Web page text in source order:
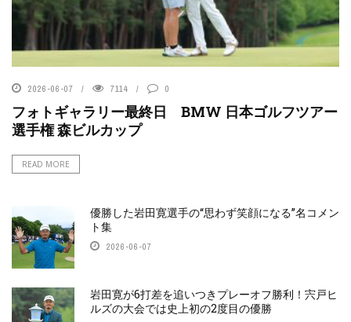
2026-06-07 7114 0
フォトギャラリー最終日 BMW 日本ゴルフツアー
選手権 森ビルカップ
READ MORE
優勝した岩田寛選手の“思わず笑顔になる”名コメン
ト集
2026-06-07
岩田寛が6打差を追いつきプレーオフ勝利！宍戸ヒ
ルズの大会では史上初の2度目の優勝